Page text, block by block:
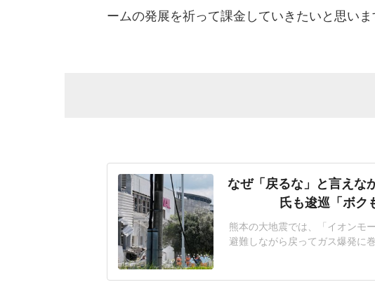
ームの発展を祈って課金していきたいと思いま
なぜ「戻るな」と言えな
氏も逡巡「ボク
熊本の大地震では、「イオンモ
避難しながら戻ってガス爆発に
ったのか」と会社や上司が非
あ」と語ったのは東京大大学院